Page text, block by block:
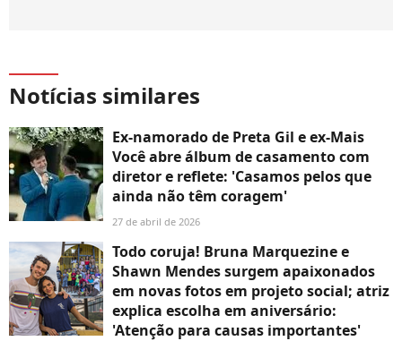
Notícias similares
Ex-namorado de Preta Gil e ex-Mais
Você abre álbum de casamento com
diretor e reflete: 'Casamos pelos que
ainda não têm coragem'
27 de abril de 2026
Todo coruja! Bruna Marquezine e
Shawn Mendes surgem apaixonados
em novas fotos em projeto social; atriz
explica escolha em aniversário:
'Atenção para causas importantes'